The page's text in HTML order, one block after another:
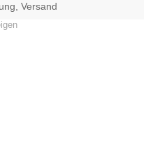
Versand